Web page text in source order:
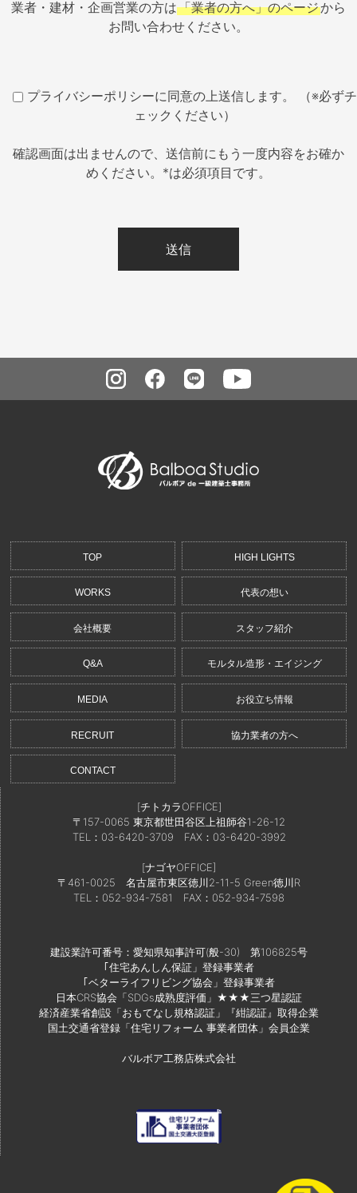
業者・建材・企画営業の方は「業者の方へ」のページから
お問い合わせください。
プライバシーポリシーに同意の上送信します。 （※必ずチ
ェックください）
確認画面は出ませんので、送信前にもう一度内容をお確か
めください。*は必須項目です。
TOP HIGH LIGHTS
WORKS 代表の想い
会社概要 スタッフ紹介
Q&A モルタル造形・エイジング
MEDIA お役立ち情報
RECRUIT 協力業者の方へ
CONTACT
[チトカラOFFICE]
〒157-0065 東京都世田谷区上祖師谷1-26-12
TEL：03-6420-3709 FAX：03-6420-3992
[ナゴヤOFFICE]
〒461-0025 名古屋市東区徳川2-11-5 Green徳川R
TEL：052-934-7581
FAX：052-934-7598
建設業許可番号：愛知県知事許可(般-30) 第106825号
｢住宅あんしん保証」登録事業者
｢ベターライフリビング協会」登録事業者
日本CRS協会「SDGs成熟度評価」★★★三つ星認証
経済産業省創設「おもてなし規格認証」『紺認証』取得企業
国土交通省登録「住宅リフォーム 事業者団体」会員企業
バルボア工務店株式会社